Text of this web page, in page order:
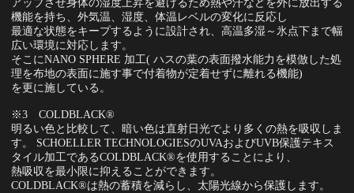
アップさせ身体の湿度上昇を避けるため熱や汗などを外に放出する
機能を持ち、外気温、湿度、体温レベルの変化に反応し
最適な状態をキープするように設計され、高温多湿～氷点下まで幅
広い環境に対応します。
そこにNANO SPHERE 加工( ハスの葉の表面撥水能力を模倣した処
理を布地の表面に施す事で付着物が定着せずに離れる機能)
を更に施している。
※3 COLDBLACK®
明るい色と比較して、暗い色は直射日光でより多くの熱を吸収しま
す。 SCHOELLER TECHNOLOGIESのUVAおよびUVB保護テキス
タイル加工であるCOLDBLACK®を使用することにより、
熱吸収を最小限に抑えることができます。
COLDBLACK®は熱の蓄積を減らし、太陽光線から保護します。